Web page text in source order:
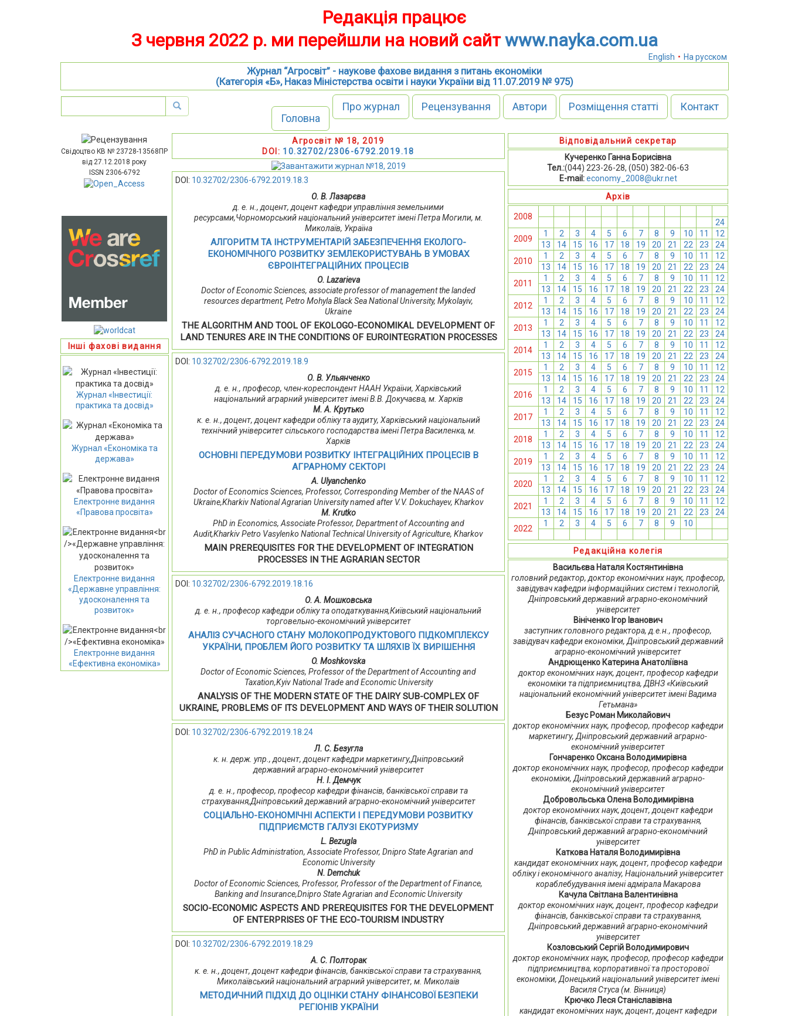
Редакція працює
З червня 2022 р. ми перейшли на новий сайтwww.nayka.com.ua
English • На русском
Журнал “Агросвіт” - наукове фахове видання з питань економіки
(Категорія «Б», Наказ Міністерства освіти і науки України від 11.07.2019 № 975)
Головна
Про журнал Рецензування Автори Розміщення статті Контакт
Свідоцтво КВ № 23728-13568ПР
від 27.12.2018 року
ISSN 2306-6792
Інші фахові видання
Журнал «Інвестиції:
практика та досвід»
Журнал «Економіка та
держава»
Електронне видання
«Правова просвіта»
Електронне видання
«Державне управління:
удосконалення та
розвиток»
Електронне видання
«Ефективна економіка»
Агросвіт № 18, 2019
DOI: 10.32702/2306-6792.2019.18
DOI: 10.32702/2306-6792.2019.18.3
О. В. Лазарєва
д. е. н., доцент, доцент кафедри управління земельними
ресурсами,Чорноморський національний університет імені Петра Могили, м.
Миколаїв, Україна
АЛГОРИТМ ТА ІНСТРУМЕНТАРІЙ ЗАБЕЗПЕЧЕННЯ ЕКОЛОГО-
ЕКОНОМІЧНОГО РОЗВИТКУ ЗЕМЛЕКОРИСТУВАНЬ В УМОВАХ
ЄВРОІНТЕГРАЦІЙНИХ ПРОЦЕСІВ
О. Lazarieva
Doctor of Economic Sciences, associate professor of management the landed
resources department, Petro Mohyla Black Sea National University, Mykolayiv,
Ukraine
THE ALGORITHM AND TOOL OF EKOLOGO-ECONOMIKAL DEVELOPMENT OF
LAND TENURES ARE IN THE CONDITIONS OF EUROINTEGRATION PROCESSES
DOI: 10.32702/2306-6792.2019.18.9
О. В. Ульянченко
д. е. н., професор, член-кореспондент НААН України, Харківський
національний аграрний університет імені В.В. Докучаєва, м. Харків
М. А. Крутько
к. е. н., доцент, доцент кафедри обліку та аудиту, Харківський національний
технічний університет сільського господарства імені Петра Василенка, м.
Харків
ОСНОВНІ ПЕРЕДУМОВИ РОЗВИТКУ ІНТЕГРАЦІЙНИХ ПРОЦЕСІВ В
АГРАРНОМУ СЕКТОРІ
A. Ulyanchenko
Doctor of Economics Sciences, Professor, Corresponding Member of the NAAS of
Ukraine,Kharkiv National Agrarian University named after V.V. Dokuchayev, Kharkov
M. Krutko
PhD in Economics, Associate Professor, Department of Accounting and
Audit,Kharkiv Petro Vasylenko National Technical University of Agriculture, Kharkov
MAIN PREREQUISITES FOR THE DEVELOPMENT OF INTEGRATION
PROCESSES IN THE AGRARIAN SECTOR
DOI: 10.32702/2306-6792.2019.18.16
О. А. Мошковська
д. е. н., професор кафедри обліку та оподаткування,Київський національний
торговельно-економічний університет
АНАЛІЗ СУЧАСНОГО СТАНУ МОЛОКОПРОДУКТОВОГО ПІДКОМПЛЕКСУ
УКРАЇНИ, ПРОБЛЕМ ЙОГО РОЗВИТКУ ТА ШЛЯХІВ ЇХ ВИРІШЕННЯ
O. Moshkovskа
Doctor of Economic Sciences, Professor of the Department of Accounting and
Taxation,Kyiv National Trade and Economic University
ANALYSIS OF THE MODERN STATE OF THE DAIRY SUB-COMPLEX OF
UKRAINE, PROBLEMS OF ITS DEVELOPMENT AND WAYS OF THEIR SOLUTION
DOI: 10.32702/2306-6792.2019.18.24
Л. С. Безугла
к. н. держ. упр., доцент, доцент кафедри маркетингу,Дніпровський
державний аграрно-економічний університет
Н. І. Демчук
д. е. н., професор, професор кафедри фінансів, банківської справи та
страхування,Дніпровський державний аграрно-економічний університет
СОЦІАЛЬНО-ЕКОНОМІЧНІ АСПЕКТИ І ПЕРЕДУМОВИ РОЗВИТКУ
ПІДПРИЄМСТВ ГАЛУЗІ ЕКОТУРИЗМУ
L. Bezugla
PhD in Public Administration, Associate Professor, Dnipro State Agrarian and
Economic University
N. Demchuk
Doctor of Economic Sciences, Professor, Professor of the Department of Finance,
Banking and Insurance,Dnipro State Agrarian and Economic University
SOCIO-ECONOMIC ASPECTS AND PREREQUISITES FOR THE DEVELOPMENT
OF ENTERPRISES OF THE ECO-TOURISM INDUSTRY
DOI: 10.32702/2306-6792.2019.18.29
А. С. Полторак
к. е. н., доцент, доцент кафедри фінансів, банківської справи та страхування,
Миколаївський національний аграрний університет, м. Миколаїв
МЕТОДИЧНИЙ ПІДХІД ДО ОЦІНКИ СТАНУ ФІНАНСОВОЇ БЕЗПЕКИ
РЕГІОНІВ УКРАЇНИ
Відповідальний секретар
Кучеренко Ганна Борисівна
Тел.:(044) 223-26-28, (050) 382-06-63
E-mail:economy_2008@ukr.net
Архів
2008
24
2009
1 2 3 4 5 6 7 8 9 10 11
12
13
14 15 16 17 18 19 20 21 22 23
24
2010
1 2 3 4 5 6 7 8 9 10 11
12
13
14 15 16 17 18 19 20 21 22 23
24
2011
1 2 3 4 5 6 7 8 9 10 11
12
13
14 15 16 17 18 19 20 21 22 23
24
2012
1 2 3 4 5 6 7 8 9 10 11
12
13
14 15 16 17 18 19 20 21 22 23
24
2013
1 2 3 4 5 6 7 8 9 10 11
12
13
14 15 16 17 18 19 20 21 22 23
24
2014
1 2 3 4 5 6 7 8 9 10 11
12
13
14 15 16 17 18 19 20 21 22 23
24
2015
1 2 3 4 5 6 7 8 9 10 11
12
13
14 15 16 17 18 19 20 21 22 23
24
2016
1 2 3 4 5 6 7 8 9 10 11
12
13
14 15 16 17 18 19 20 21 22 23
24
2017
1 2 3 4 5 6 7 8 9 10 11
12
13
14 15 16 17 18 19 20 21 22 23
24
2018
1 2 3 4 5 6 7 8 9 10 11
12
13
14 15 16 17 18 19 20 21 22 23
24
2019
1 2 3 4 5 6 7 8 9 10 11
12
13
14 15 16 17 18 19 20 21 22 23
24
2020
1 2 3 4 5 6 7 8 9 10 11
12
13
14 15 16 17 18 19 20 21 22 23
24
2021
1 2 3 4 5 6 7 8 9 10 11
12
13
14 15 16 17 18 19 20 21 22 23
24
2022
1 2 3 4 5 6 7 8 9 10
Редакційна колегія
Васильєва Наталя Костянтинівна
головний редактор, доктор економічних наук, професор,
завідувач кафедри інформаційних систем і технологій,
Дніпровський державний аграрно-економічний
університет
Вініченко Ігор Іванович
заступник головного редактора, д.е.н., професор,
завідувач кафедри економіки, Дніпровський державний
аграрно-економічний університет
Андрющенко Катерина Анатоліївна
доктор економічних наук, доцент, професор кафедри
економіки та підприємництва, ДВНЗ «Київський
національний економічний університет імені Вадима
Гетьмана»
Безус Роман Миколайович
доктор економічних наук, професор, професор кафедри
маркетингу, Дніпровський державний аграрно-
економічний університет
Гончаренко Оксана Володимирівна
доктор економічних наук, професор, професор кафедри
економіки, Дніпровський державний аграрно-
економічний університет
Добровольська Олена Володимирівна
доктор економічних наук, доцент, доцент кафедри
фінансів, банківської справи та страхування,
Дніпровський державний аграрно-економічний
університет
Каткова Наталя Володимирівна
кандидат економічних наук, доцент, професор кафедри
обліку і економічного аналізу, Національний університет
кораблебудування імені адмірала Макарова
Качула Світлана Валентинівна
доктор економічних наук, доцент, професор кафедри
фінансів, банківської справи та страхування,
Дніпровський державний аграрно-економічний
університет
Козловський Сергій Володимирович
доктор економічних наук, професор, професор кафедри
підприємництва, корпоративної та просторової
економіки, Донецький національний університет імені
Василя Стуса (м. Вінниця)
Крючко Леся Станіславівна
кандидат економічних наук, доцент, доцент кафедри